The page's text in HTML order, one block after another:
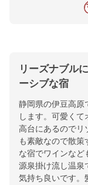
リーズナブル
ーシブな宿
静岡県の伊豆高原
します。可愛くて
高台にあるのでリ
も素敵なので散
な宿でワインなど
源泉掛け流し温泉
気持ち良いです。